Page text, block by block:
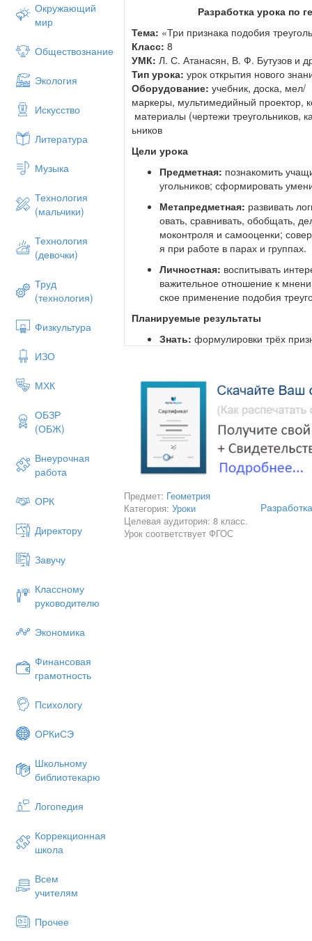
Окружающий
мир
Обществознание
Экология
Искусство
Литература
Музыка
Технология
(мальчики)
Технология
(девочки)
Труд
(технология)
Физкультура
ИЗО
МХК
ОБЗР
(ОБЖ)
Внеурочная
работа
ОРК
Директору
Завучу
Классному
руководителю
Экономика
Финансовая
грамотность
Психологу
ОРКиСЭ
Школьному
библиотекарю
Логопедия
Коррекционная
школа
Всем
учителям
Прочее
Разработка урока по
Тема: «Три признака подобия
Класс: 8
УМК: Л. С. Атанасян, В. Ф. Бутузов и
Тип урока: урок открытия нового
Оборудование: учебник, доска, мел/
маркеры, мультимедийный проектор,
материалы (чертежи треугольников,
ьников
Цели урока
Предметная: познакомить
угольников; сформировать
Метапредметная: развивать
овать, сравнивать, обобщать,
моконтроля и самооценки;
я при работе в парах и группах.
Личностная: воспитывать
важительное отношение к
ское применение подобия
Планируемые результаты
Знать: формулировки трёх
применять признаки подобия
треугольников и находить
Владеть:
навыками
ргументировать свою точку
Формы работы
фронтальная;
индивидуальная;
парная;
групповая.
Предмет: Геометрия
Категория:Уроки
Целевая аудитория: 8 класс.
Урок соответствует ФГОС